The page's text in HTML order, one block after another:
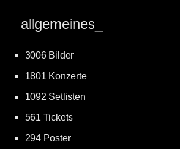
allgemeines_
3006 Bilder
1801 Konzerte
1092 Setlisten
561 Tickets
294 Poster